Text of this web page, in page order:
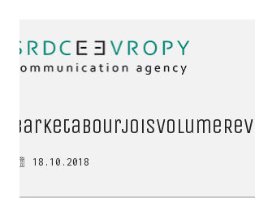
18.10.2018